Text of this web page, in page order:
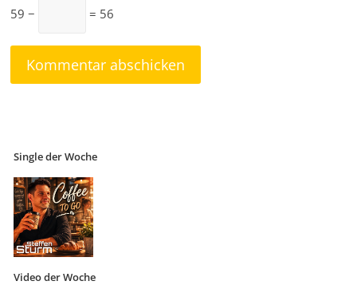
59 −
= 56
Single der Woche
Video der Woche